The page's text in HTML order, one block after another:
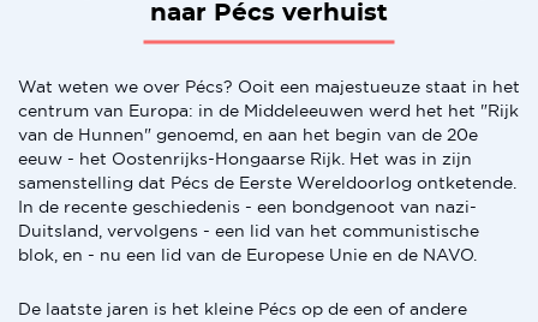
naar Pécs verhuist
Wat weten we over Pécs? Ooit een majestueuze staat in het
centrum van Europa: in de Middeleeuwen werd het het "Rijk
van de Hunnen" genoemd, en aan het begin van de 20e
eeuw - het Oostenrijks-Hongaarse Rijk. Het was in zijn
samenstelling dat Pécs de Eerste Wereldoorlog ontketende.
In de recente geschiedenis - een bondgenoot van nazi-
Duitsland, vervolgens - een lid van het communistische
blok, en - nu een lid van de Europese Unie en de NAVO.
De laatste jaren is het kleine Pécs op de een of andere